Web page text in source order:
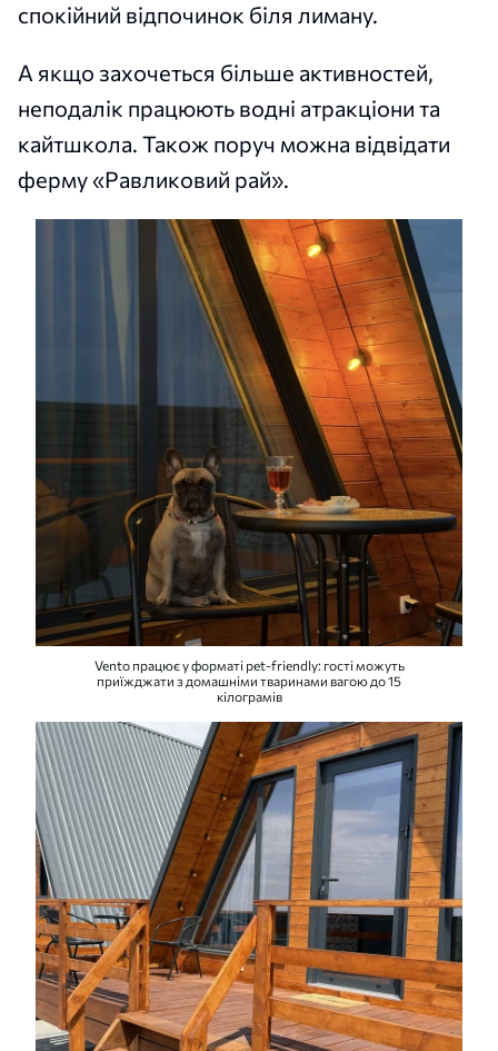
спокійний відпочинок біля лиману.
А якщо захочеться більше активностей,
неподалік працюють водні атракціони та
кайтшкола. Також поруч можна відвідати
ферму «Равликовий рай».
Vento працює у форматі pet-friendly: гості можуть
приїжджати з домашніми тваринами вагою до 15
кілограмів